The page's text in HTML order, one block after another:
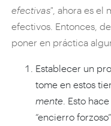
efectivas" , ahora es
efectivos. Entonces,
poner en práctica
Establecer un
tome en estos
mente . Esto
“encierro